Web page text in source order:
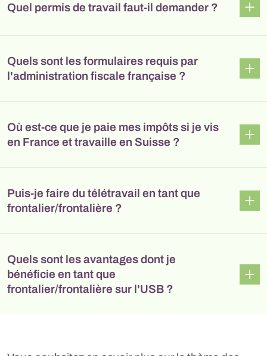
Quel permis de travail faut-il demander ?
Quels sont les formulaires requis par
l'administration fiscale française ?
Où est-ce que je paie mes impôts si je vis
en France et travaille en Suisse ?
Puis-je faire du télétravail en tant que
frontalier/frontalière ?
Quels sont les avantages dont je
bénéficie en tant que
frontalier/frontalière sur l'USB ?